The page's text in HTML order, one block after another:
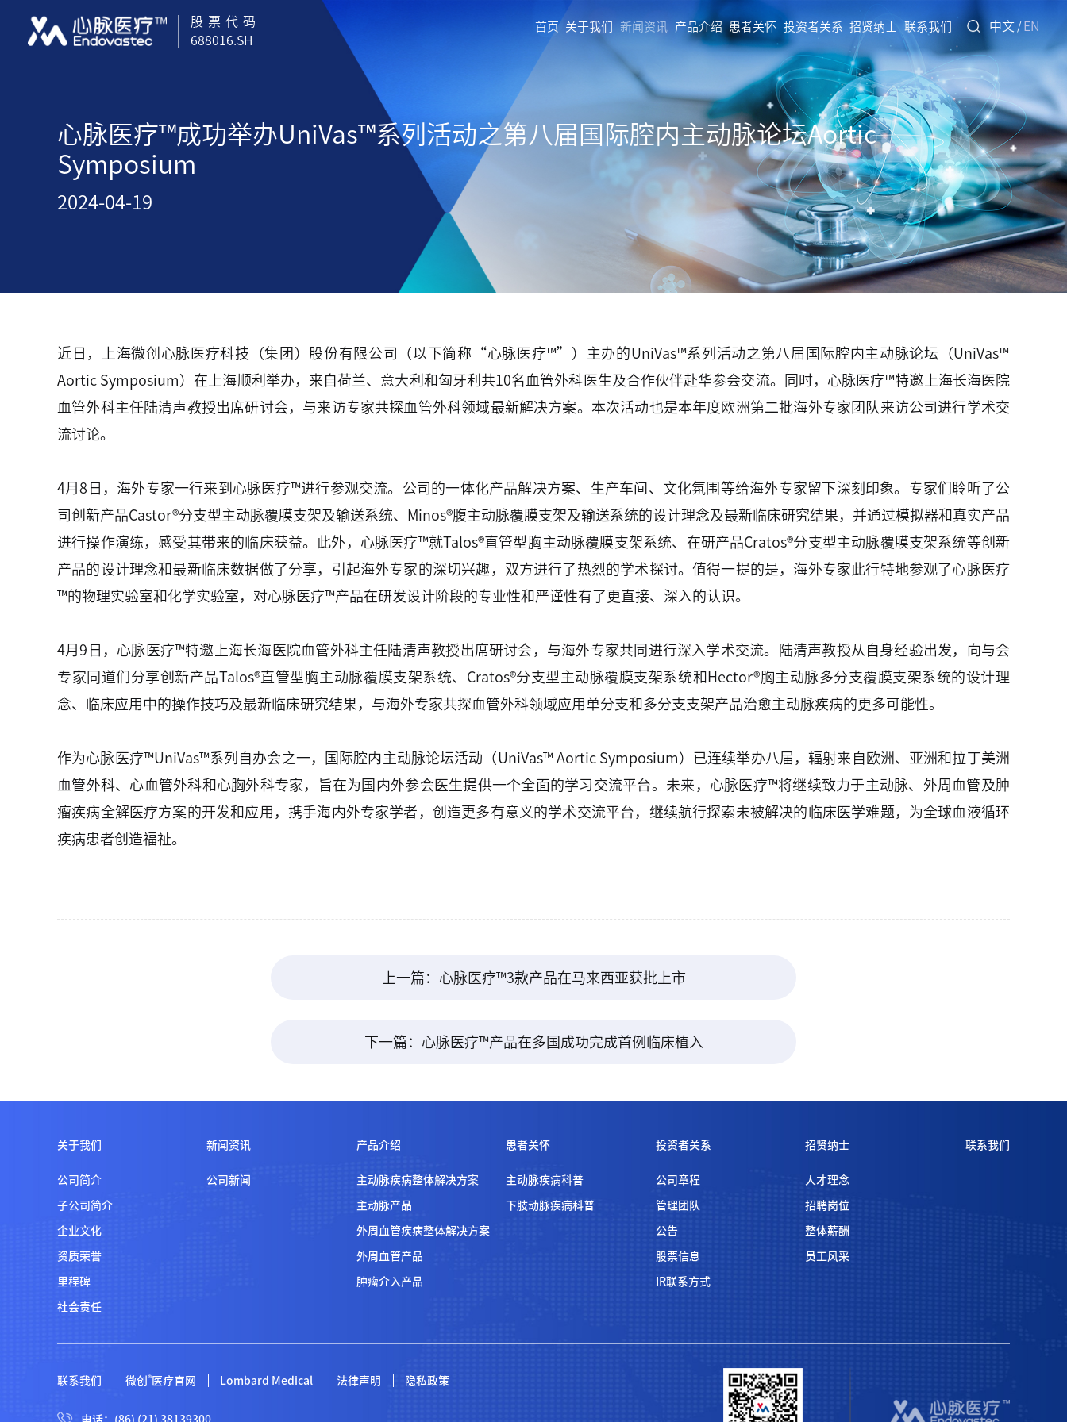
股票代码
688016.SH
中文 / EN
首页 关于我们 新闻资讯 产品介绍 患者关怀 投资者关系 招贤纳士 联系我们
心脉医疗™成功举办UniVas™系列活动之第八届国际腔内主动脉论坛Aortic
Symposium
2024-04-19
近日，上海微创心脉医疗科技（集团）股份有限公司（以下简称“心脉医疗™”）主办的UniVas™系列活动之第八届国际腔内主动脉论坛（UniVas™
Aortic Symposium）在上海顺利举办，来自荷兰、意大利和匈牙利共10名血管外科医生及合作伙伴赴华参会交流。同时，心脉医疗™特邀上海长海医院
血管外科主任陆清声教授出席研讨会，与来访专家共探血管外科领域最新解决方案。本次活动也是本年度欧洲第二批海外专家团队来访公司进行学术交
流讨论。
4月8日，海外专家一行来到心脉医疗™进行参观交流。公司的一体化产品解决方案、生产车间、文化氛围等给海外专家留下深刻印象。专家们聆听了公
司创新产品Castor®分支型主动脉覆膜支架及输送系统、Minos®腹主动脉覆膜支架及输送系统的设计理念及最新临床研究结果，并通过模拟器和真实产品
进行操作演练，感受其带来的临床获益。此外，心脉医疗™就Talos®直管型胸主动脉覆膜支架系统、在研产品Cratos®分支型主动脉覆膜支架系统等创新
产品的设计理念和最新临床数据做了分享，引起海外专家的深切兴趣，双方进行了热烈的学术探讨。值得一提的是，海外专家此行特地参观了心脉医疗
™的物理实验室和化学实验室，对心脉医疗™产品在研发设计阶段的专业性和严谨性有了更直接、深入的认识。
4月9日，心脉医疗™特邀上海长海医院血管外科主任陆清声教授出席研讨会，与海外专家共同进行深入学术交流。陆清声教授从自身经验出发，向与会
专家同道们分享创新产品Talos®直管型胸主动脉覆膜支架系统、Cratos®分支型主动脉覆膜支架系统和Hector®胸主动脉多分支覆膜支架系统的设计理
念、临床应用中的操作技巧及最新临床研究结果，与海外专家共探血管外科领域应用单分支和多分支支架产品治愈主动脉疾病的更多可能性。
作为心脉医疗™UniVas™系列自办会之一，国际腔内主动脉论坛活动（UniVas™ Aortic Symposium）已连续举办八届，辐射来自欧洲、亚洲和拉丁美洲
血管外科、心血管外科和心胸外科专家，旨在为国内外参会医生提供一个全面的学习交流平台。未来，心脉医疗™将继续致力于主动脉、外周血管及肿
瘤疾病全解医疗方案的开发和应用，携手海内外专家学者，创造更多有意义的学术交流平台，继续航行探索未被解决的临床医学难题，为全球血液循环
疾病患者创造福祉。
上一篇：心脉医疗™3款产品在马来西亚获批上市
下一篇：心脉医疗™产品在多国成功完成首例临床植入
关于我们
公司简介
子公司简介
企业文化
资质荣誉
里程碑
社会责任
新闻资讯
公司新闻
产品介绍
主动脉疾病整体解决方案
主动脉产品
外周血管疾病整体解决方案
外周血管产品
肿瘤介入产品
患者关怀
主动脉疾病科普
下肢动脉疾病科普
投资者关系
公司章程
管理团队
公告
股票信息
IR联系方式
招贤纳士
人才理念
招聘岗位
整体薪酬
员工风采
联系我们
联系我们 微创 ® 医疗官网 Lombard Medical 法律声明 隐私政策
电话：(86) (21) 38139300